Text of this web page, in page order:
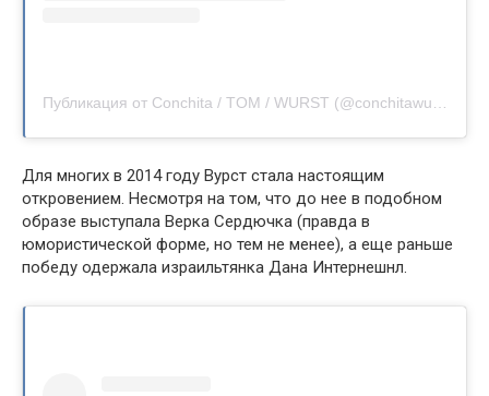
Для многих в 2014 году Вурст стала настоящим
откровением. Несмотря на том, что до нее в подобном
образе выступала Верка Сердючка (правда в
юмористической форме, но тем не менее), а еще раньше
победу одержала израильтянка Дана Интернешнл.